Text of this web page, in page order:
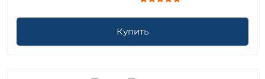
Купить